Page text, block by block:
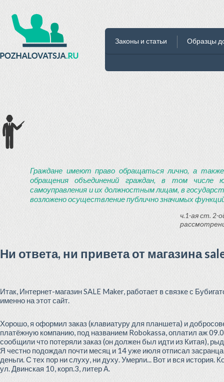
Законы и статьи Образцы
Граждане имеют право обращаться лично, а
обращения объединений граждан, в том числе
самоуправления и их должностным лицам, в
возложено осуществление публично значимых
ч.1-ая ст. 2-
Ни ответа, ни привета от магазина
Итак, Интернет-магазин SALE Maker, работает в связке с
именно на этот сайт.
Хорошо, я оформил заказ (клавиатуру для планшета) и
платёжную компанию, под названием Robokassa, оплатил аж
сообщили что потеряли заказ (он должен был идти из Китая),
Я честно подождал почти месяц и 14 уже июля отписал
деньги. С тех пор ни слуху, ни духу. Умерли... Вот и вся
ул. Двинская 10, корп.3, литер А.